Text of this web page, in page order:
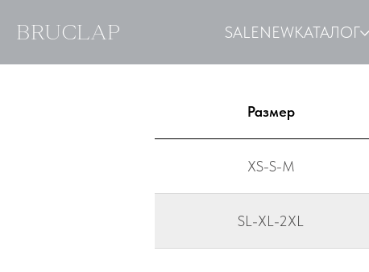
BRUCLAP SALENEWКАТАЛОГ
Размер
XS-S-M
SL-XL-2XL